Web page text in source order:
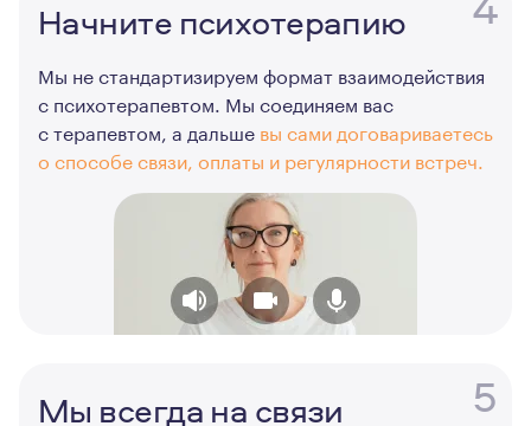
Начните психотерапию
Мы не стандартизируем формат взаимодействия
с психотерапевтом. Мы соединяем вас
с терапевтом, а дальше вы сами договариваетесь
о способе связи, оплаты и регулярности встреч.
5
Мы всегда на связи